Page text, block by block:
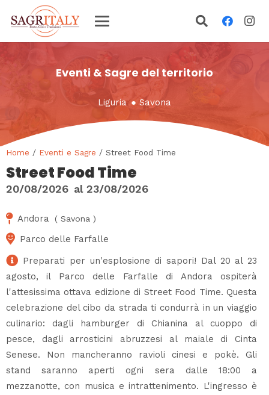
Eventi & Sagre del territorio
Liguria ●Savona
Home / Eventi e Sagre / Street Food Time
Street Food Time
20/08/2026 al 23/08/2026
Andora ( Savona )
Parco delle Farfalle
Preparati per un'esplosione di sapori! Dal 20 al 23
agosto, il Parco delle Farfalle di Andora ospiterà
l'attesissima ottava edizione di Street Food Time. Questa
celebrazione del cibo da strada ti condurrà in un viaggio
culinario: dagli hamburger di Chianina al cuoppo di
pesce, dagli arrosticini abruzzesi al maiale di Cinta
Senese. Non mancheranno ravioli cinesi e pokè. Gli
stand saranno aperti ogni sera dalle 18:00 a
mezzanotte, con musica e intrattenimento. L'ingresso è